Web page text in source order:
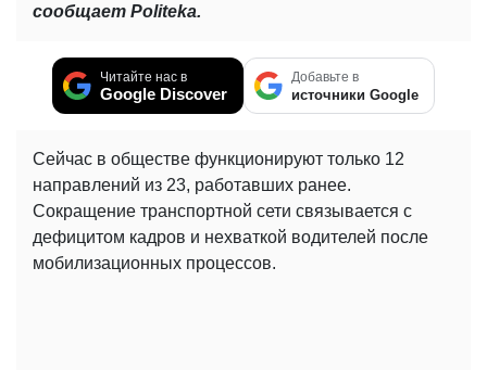
сообщает Politeka.
Читайте нас в
Google Discover
Добавьте в
источники Google
Сейчас в обществе функционируют только 12
направлений из 23, работавших ранее.
Сокращение транспортной сети связывается с
дефицитом кадров и нехваткой водителей после
мобилизационных процессов.